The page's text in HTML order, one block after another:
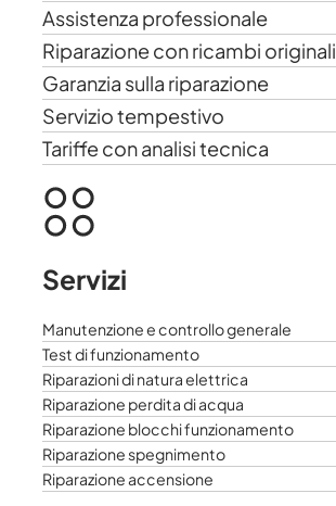
Assistenza professionale
Riparazione con ricambi originali
Garanzia sulla riparazione
Servizio tempestivo
Tariffe con analisi tecnica
Servizi
Manutenzione e controllo generale
Test di funzionamento
Riparazioni di natura elettrica
Riparazione perdita di acqua
Riparazione blocchi funzionamento
Riparazione spegnimento
Riparazione accensione